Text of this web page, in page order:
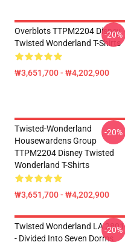
Overblots TTPM2204 Disney
Twisted Wonderland T-Shirts
₩3,651,700 - ₩4,202,900
-20%
Twisted-Wonderland
Housewardens Group
TTPM2204 Disney Twisted
Wonderland T-Shirts
₩3,651,700 - ₩4,202,900
-20%
Twisted Wonderland LA 2801
- Divided Into Seven Dorms
-20%